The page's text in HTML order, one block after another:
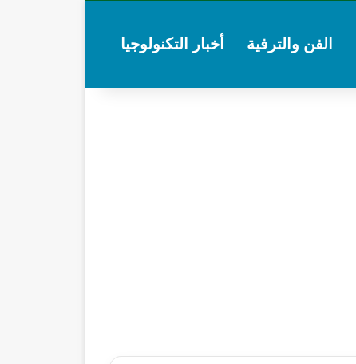
الفن والترفية أخبار التكنولوجيا